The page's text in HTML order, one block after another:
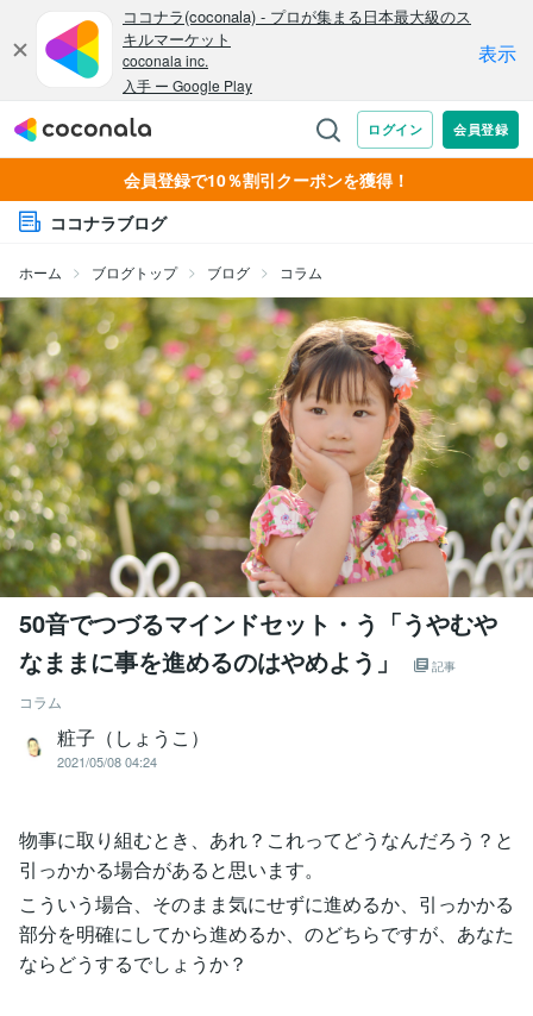
会員登録で10％割引クーポンを獲得！
ココナラブログ
ホーム ブログトップ ブログ コラム
50音でつづるマインドセット・う「うやむや
なままに事を進めるのはやめよう」
記事
コラム
粧子（しょうこ）
2021/05/08 04:24
物事に取り組むとき、あれ？これってどうなんだろう？と
引っかかる場合があると思います。
こういう場合、そのまま気にせずに進めるか、引っかかる
部分を明確にしてから進めるか、のどちらですが、あなた
ならどうするでしょうか？